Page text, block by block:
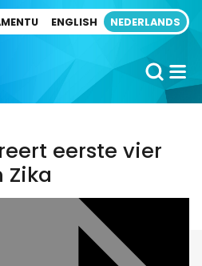
ENGLISH NEDERLANDS
eerste vier
Zika